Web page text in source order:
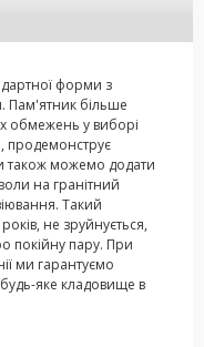
форми з
Пам'ятник більше
обмежень у виборі
продемонструє
також можемо додати
на гранітний
Такий
не зруйнується,
покійну пару. При
ми гарантуємо
яке кладовище в